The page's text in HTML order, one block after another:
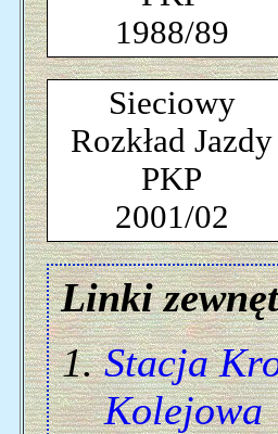
1988/89
Sieciowy
Rozkład Jazdy
PKP
2001/02
Linki
Stacja
Kolejowa